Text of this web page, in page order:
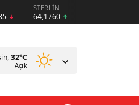
STERLİN
64,1760
32°C
Açık